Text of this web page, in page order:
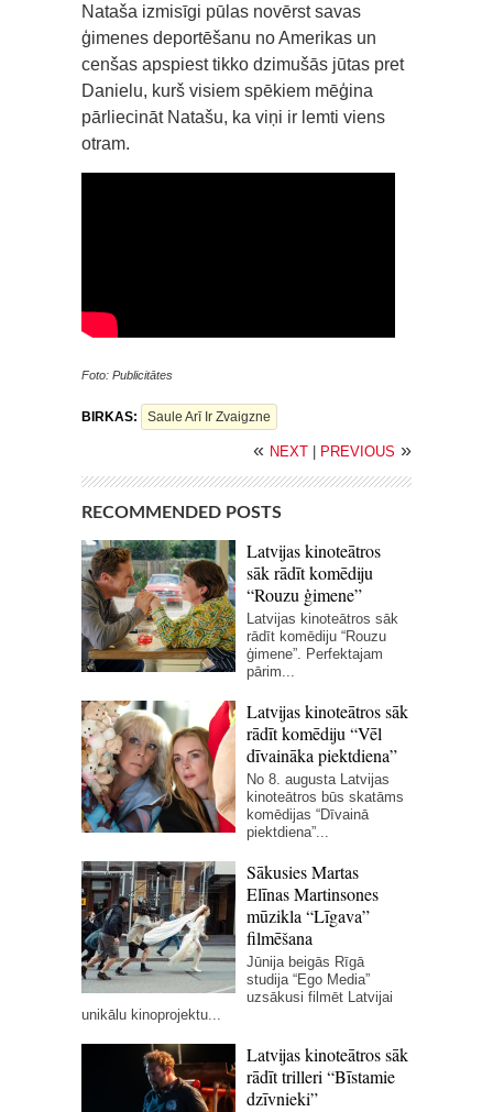
Nataša izmisīgi pūlas novērst savas
ģimenes deportēšanu no Amerikas un
cenšas apspiest tikko dzimušās jūtas pret
Danielu, kurš visiem spēkiem mēģina
pārliecināt Natašu, ka viņi ir lemti viens
otram.
Foto: Publicitātes
BIRKAS: Saule Arī Ir Zvaigzne
« NEXT PREVIOUS »
RECOMMENDED POSTS
Latvijas kinoteātros
sāk rādīt komēdiju
“Rouzu ģimene”
Latvijas kinoteātros sāk
rādīt komēdiju “Rouzu
ģimene”. Perfektajam
pārim...
Latvijas kinoteātros sāk
rādīt komēdiju “Vēl
dīvaināka piektdiena”
No 8. augusta Latvijas
kinoteātros būs skatāms
komēdijas “Dīvainā
piektdiena”...
Sākusies Martas
Elīnas Martinsones
mūzikla “Līgava”
filmēšana
Jūnija beigās Rīgā
studija “Ego Media”
uzsākusi filmēt Latvijai
unikālu kinoprojektu...
Latvijas kinoteātros sāk
rādīt trilleri “Bīstamie
dzīvnieki”